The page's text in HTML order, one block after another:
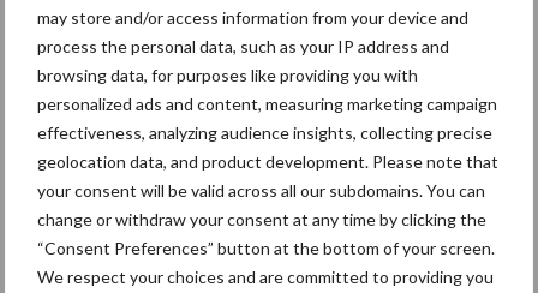
may store and/or access information from your device and
process the personal data, such as your IP address and
browsing data, for purposes like providing you with
personalized ads and content, measuring marketing campaign
effectiveness, analyzing audience insights, collecting precise
geolocation data, and product development. Please note that
your consent will be valid across all our subdomains. You can
change or withdraw your consent at any time by clicking the
“Consent Preferences” button at the bottom of your screen.
We respect your choices and are committed to providing you
Bedrijfsnieuws
Ligbox &
Voerhekken
Toon meer